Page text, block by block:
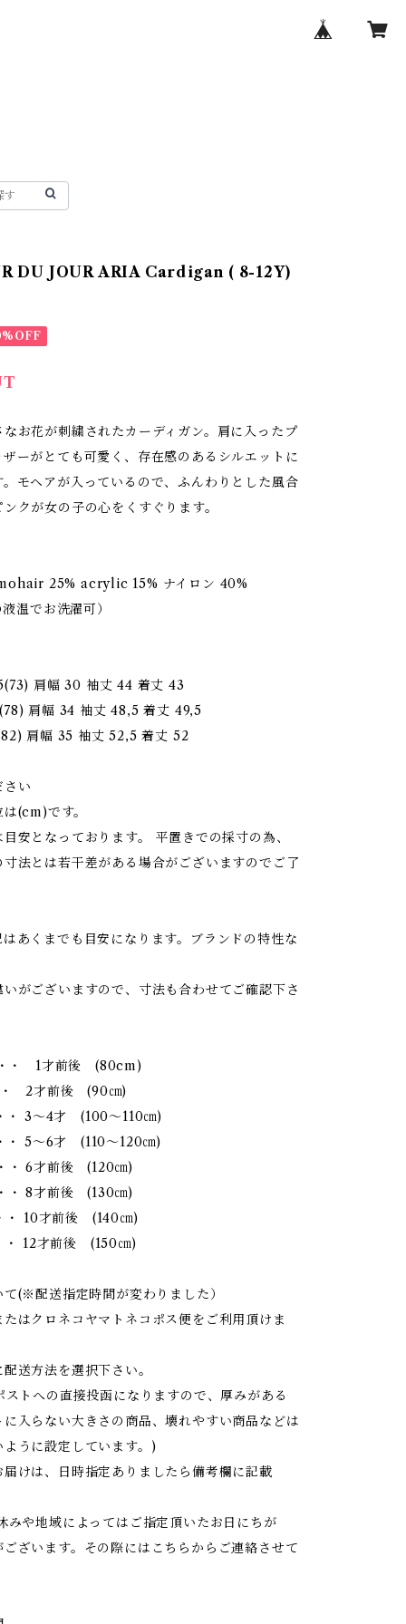
DU JOUR ARIA Cardigan ( 8-12Y)
お花が刺繍されたカーディガン。肩に入ったプ
ーがとても可愛く、存在感のあるシルエットに
モヘアが入っているので、ふんわりとした風合
クが女の子の心をくすぐります。
25% acrylic 15% ナイロン 40%
温でお洗濯可）
肩幅 30 袖丈 44 着丈 43
肩幅 34 袖丈 48,5 着丈 49,5
肩幅 35 袖丈 52,5 着丈 52
い
(cm)です。
安となっております。 平置きでの採寸の為、
法とは若干差がある場合がございますのでご了
あくまでも目安になります。ブランドの特性な
がございますので、寸法も合わせてご確認下さ
・ 1才前後 (80cm)
2才前後 (90㎝)
・ 3～4才 (100～110㎝)
・ 5～6才 (110～120㎝)
6才前後 (120㎝)
8才前後 (130㎝)
10才前後 (140㎝)
12才前後 (150㎝)
(※配送指定時間が変わりました）
はクロネコヤマトネコポス便をご利用頂けま
送方法を選択下さい。
トへの直接投函になりますので、厚みがある
入らない大きさの商品、壊れやすい商品などは
うに設定しています。)
けは、日時指定ありましたら備考欄に記載
や地域によってはご指定頂いたお日にちが
ざいます。その際にはこちらからご連絡させて